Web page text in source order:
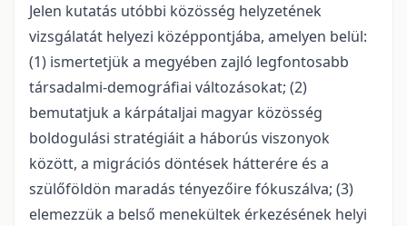
Jelen kutatás utóbbi közösség helyzetének
vizsgálatát helyezi középpontjába, amelyen belül:
(1) ismertetjük a megyében zajló legfontosabb
társadalmi-demográ­fiai változásokat; (2)
bemutatjuk a kárpátaljai magyar közösség
boldogulási stratégiáit a háborús viszonyok
között, a migrációs döntések hátterére és a
szülőföldön maradás tényezőire fókuszálva; (3)
elemezzük a belső menekültek érkezésének helyi